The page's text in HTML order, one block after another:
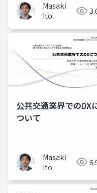
と交通の新しい接点に
なったか～
Masaki
Ito
公共交通業界でのDX
ついて
Masaki
Ito